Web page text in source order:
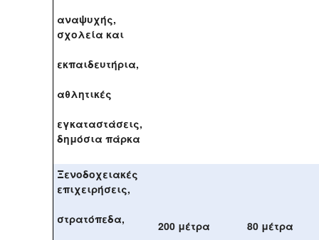
αναψυχής,
σχολεία και
εκπαιδευτήρια,
αθλητικές
εγκαταστάσεις,
δημόσια πάρκα
Ξενοδοχειακές
επιχειρήσεις,
στρατόπεδα, 200 μέτρα 80 μέτρα